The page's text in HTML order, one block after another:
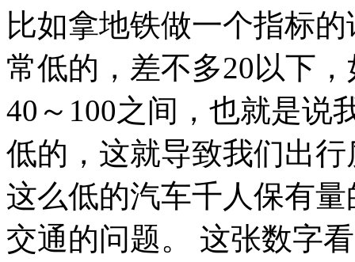
比如拿地铁做一个指标
常低的，差不多20以下
40～100之间，也就是说
低的，这就导致我们出
这么低的汽车千人保有
交通的问题。 这张数字